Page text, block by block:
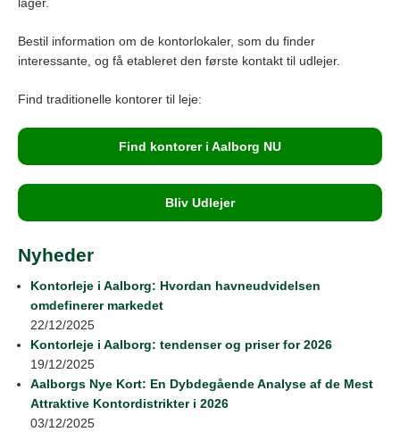
Bestil information om de kontorlokaler, som du finder
interessante, og få etableret den første kontakt til udlejer.
Find traditionelle kontorer til leje:
Find kontorer i Aalborg NU
Bliv Udlejer
Nyheder
Kontorleje i Aalborg: Hvordan havneudvidelsen
omdefinerer markedet
22/12/2025
Kontorleje i Aalborg: tendenser og priser for 2026
19/12/2025
Aalborgs Nye Kort: En Dybdegående Analyse af de Mest
Attraktive Kontordistrikter i 2026
03/12/2025